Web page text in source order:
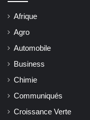
Afrique
Agro
Automobile
Business
Chimie
Communiqués
Croissance Verte